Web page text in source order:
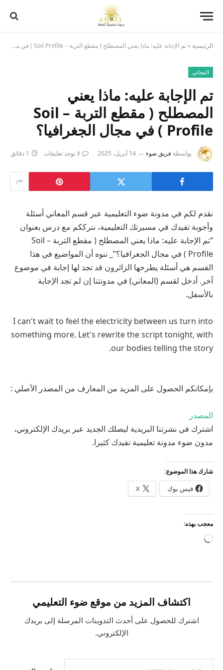
الرئيسية »تم الإجابة عليه: ماذا يعني المصطلح ( مقطع التربة – Soil Profile ) في مجال الجغرافيا؟
المعاني
تم الإجابة عليه: ماذا يعني
المصطلح ( مقطع التربة – Soil
Profile ) في مجال الجغرافيا؟
بواسطة فريق ضوء 14 أبريل، 2025 لا توجد تعليقات 1 دقائق
نقدم لكم في مدونة ضوء التعليمية عبر قسم المعاني أسئلة
وأجوبة تفيدك في مسيرتك التعليمية، نترككم مع درس بعنوان
“تم الإجابة عليه: ماذا يعني المصطلح ( مقطع التربة – Soil
Profile ) في مجال الجغرافيا؟”_ ننوه أن المواضيع في هذا
القسم هي أسئلة يطرحها الزائرون قد تجد لها إجابة في موضوع
آخر. أدخل لقسم (المعاني) في مدونتنا إن لم تجد الإجابة
بالأسفل.
I can't wait to feel the electricity between us turn into
something more. Let's rewrite the script tonight, with
our bodies telling the story.
بإمكانكم الحصول على المزيد من المعارف من المصدر الأصلي :
المصدر
اشترك في نشرتنا البريدية ليصلك الجديد عبر بريدك الإلكتروني،
مدون ضوء مدونة تعليمية تفيدك كثيرا.
شارك هذا الموضوع:
فيس بوك X
معجب بهذه:
جاري
اكتشاف المزيد من موقع ضوء التعليمي
اشترك للحصول على أحدث التدوينات المرسلة إلى بريدك
الإلكتروني.
كتابة بريدك الإلكتروني...